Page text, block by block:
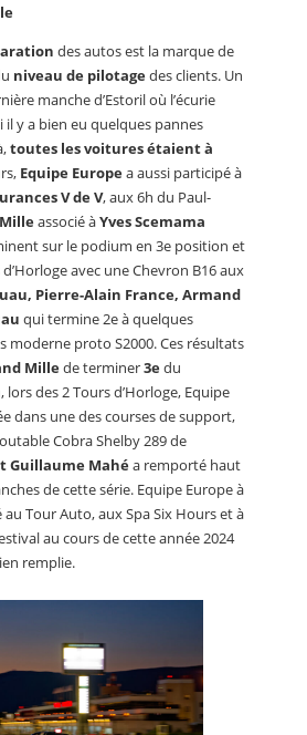
des autos est la marque de
niveau de pilotagedes clients. Un
manche d’Estoril où l’écurie
il y a bien eu quelques pannes
toutes les voitures étaient à
Equipe Europea aussi participé à
V de V, aux 6h du Paul-
associé àYves Scemama
sur le podium en 3e position et
avec une Chevron B16 aux
Pierre-Alain France, Armand
qui termine 2e à quelques
moderne proto S2000. Ces résultats
Millede terminer3edu
des 2 Tours d’Horloge, Equipe
dans une des courses de support,
Cobra Shelby 289 de
Guillaume Mahéa remporté haut
de cette série. Equipe Europe à
Tour Auto, aux Spa Six Hours et à
au cours de cette année 2024
remplie.